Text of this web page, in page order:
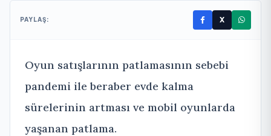
PAYLAŞ: X
Oyun satışlarının patlamasının sebebi
pandemi ile beraber evde kalma
sürelerinin artması ve mobil oyunlarda
yaşanan patlama.